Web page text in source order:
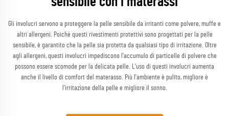
Gli involucri servono a proteggere la pelle sensibile da irritanti come polvere, muffe e
altri allergeni. Poiché questi rivestimenti protettivi sono progettati per la pelle
sensibile, è garantito che la pelle sia protetta da qualsiasi tipo di irritazione. Oltre
agli allergeni, questi involucri impediscono l'accumulo di particelle di polvere che
possono essere scomode per la delicata pelle. L'uso di questi involucri aumenta
anche il livello di comfort del materasso. Più l'ambiente è pulito, migliore è
l'irritazione della pelle e migliore il sonno.